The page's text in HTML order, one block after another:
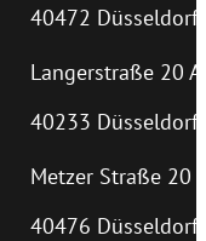
40472 Düsseldorf
Langerstraße 20 A
40233 Düsseldorf
Metzer Straße 20
40476 Düsseldorf